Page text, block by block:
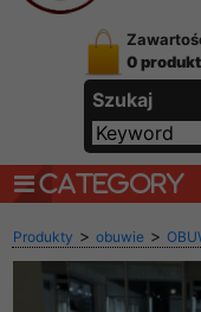
0
Szukaj
CATEGORY
Produkty > obuwie >